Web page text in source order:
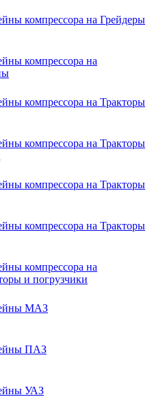
компрессора на Грейдеры
компрессора на
компрессора на Тракторы
компрессора на Тракторы
компрессора на Тракторы
компрессора на Тракторы
компрессора на
и погрузчики
МАЗ
ПАЗ
УАЗ